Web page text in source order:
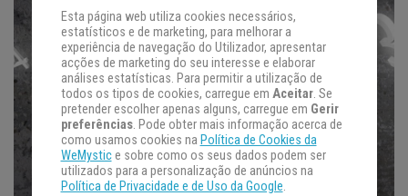
Esta página web utiliza cookies necessários,
estatísticos e de marketing, para melhorar a
experiência de navegação do Utilizador, apresentar
acções de marketing do seu interesse e elaborar
análises estatísticas. Para permitir a utilização de
todos os tipos de cookies, carregue em Aceitar. Se
pretender escolher apenas alguns, carregue em Gerir
preferências. Pode obter mais informação acerca de
como usamos cookies na Política de Cookies da
WeMystice sobre como os seus dados podem ser
utilizados para a personalização de anúncios na
Política de Privacidade e de Uso da Google.